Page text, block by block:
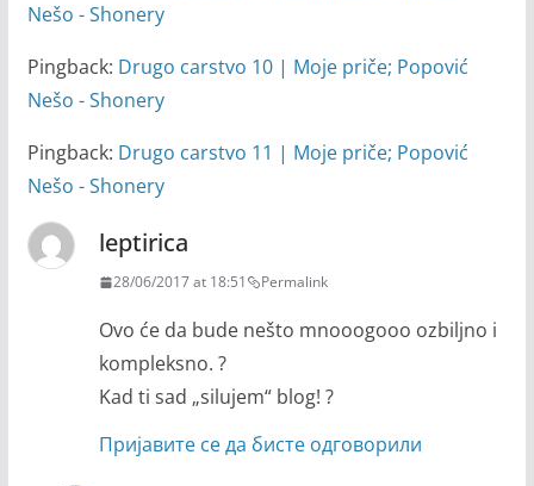
Nešo - Shonery
Pingback: Drugo carstvo 10 | Moje priče; Popović
Nešo - Shonery
Pingback: Drugo carstvo 11 | Moje priče; Popović
Nešo - Shonery
leptirica
28/06/2017 at 18:51 Permalink
Ovo će da bude nešto mnooogooo ozbiljno i
kompleksno. ?
Kad ti sad „silujem“ blog! ?
Пријавите се да бисте одговорили